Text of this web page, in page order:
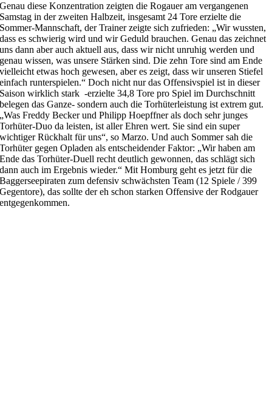
Genau diese Konzentration zeigten die Rogauer am vergangenen
Samstag in der zweiten Halbzeit, insgesamt 24 Tore erzielte die
Sommer-Mannschaft, der Trainer zeigte sich zufrieden: „Wir wussten,
dass es schwierig wird und wir Geduld brauchen. Genau das zeichnet
uns dann aber auch aktuell aus, dass wir nicht unruhig werden und
genau wissen, was unsere Stärken sind. Die zehn Tore sind am Ende
vielleicht etwas hoch gewesen, aber es zeigt, dass wir unseren Stiefel
einfach runterspielen.“ Doch nicht nur das Offensivspiel ist in dieser
Saison wirklich stark -erzielte 34,8 Tore pro Spiel im Durchschnitt
belegen das Ganze- sondern auch die Torhüterleistung ist extrem gut.
„Was Freddy Becker und Philipp Hoepffner als doch sehr junges
Torhüter-Duo da leisten, ist aller Ehren wert. Sie sind ein super
wichtiger Rückhalt für uns“, so Marzo. Und auch Sommer sah die
Torhüter gegen Opladen als entscheidender Faktor: „Wir haben am
Ende das Torhüter-Duell recht deutlich gewonnen, das schlägt sich
dann auch im Ergebnis wieder.“ Mit Homburg geht es jetzt für die
Baggerseepiraten zum defensiv schwächsten Team (12 Spiele / 399
Gegentore), das sollte der eh schon starken Offensive der Rodgauer
entgegenkommen.